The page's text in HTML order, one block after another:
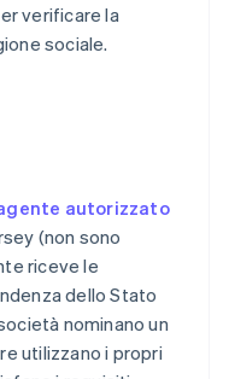
verificare la
sociale.
autorizzato
(non sono
riceve le
dello Stato
nominano un
utilizzano i propri